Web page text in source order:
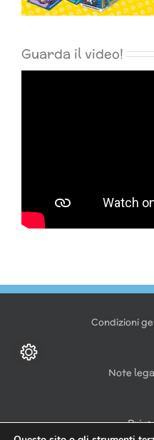
Guarda il video!
Condizioni
Note